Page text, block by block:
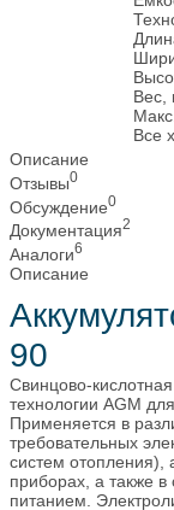
Вес,
Все
Описание
Отзывы0
Обсуждение0
Документация2
Аналоги6
Описание
90
Свинцово-
технологии AGM
Применяется в
требовательных
систем отопления),
приборах, а также
питанием.